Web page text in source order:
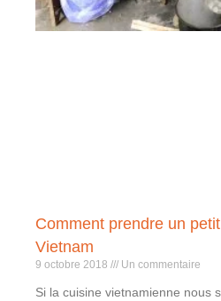
Comment prendre un
Vietnam
9 octobre 2018 Un commentaire
Si la cuisine vietnamienne nous